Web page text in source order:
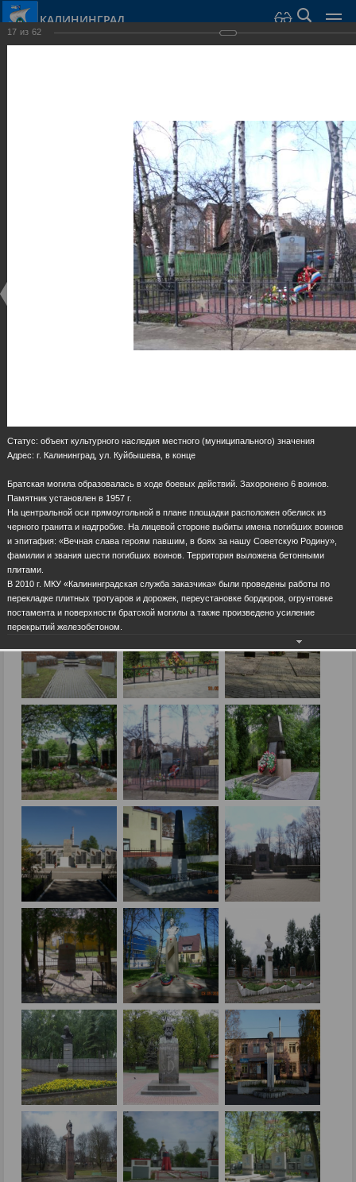
КАЛИНИНГРАД
Достопримечательности
Скульптуры и мемориалы
17 из 62
Статус: объект культурного наследия местного (муниципального) значения
Адрес: г. Калининград, ул. Куйбышева, в конце
Братская могила образовалась в ходе боевых действий. Захоронено 6 воинов.
Памятник установлен в 1957 г.
На центральной оси прямоугольной в плане площадки расположен обелиск из
черного гранита и надгробие. На лицевой стороне выбиты имена погибших воинов
и эпитафия: «Вечная слава героям павшим, в боях за нашу Советскую Родину»,
фамилии и звания шести погибших воинов. Территория выложена бетонными
плитами.
В 2010 г. МКУ «Калининградская служба заказчика» были проведены работы по
перекладке плитных тротуаров и дорожек, переустановке бордюров, огрунтовке
постамента и поверхности братской могилы а также произведено усиление
перекрытий железобетоном.